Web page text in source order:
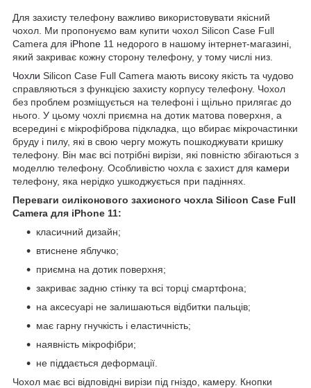
Для захисту телефону важливо використовувати якісний
чохол. Ми пропонуємо вам купити чохол Silicon Case Full
Camera для iPhone 11 недорого в нашому інтернет-магазині,
який закриває кожну сторону телефону, у тому числі низ.
Чохли Silicon Case Full Camera мають високу якість та чудово
справляються з функцією захисту корпусу телефону. Чохол
без проблем розміщується на телефоні і щільно прилягає до
нього. У цьому чохлі приємна на дотик матова поверхня, а
всередині є мікрофіброва підкладка, що вбирає мікрочастинки
бруду і пилу, які в свою чергу можуть пошкоджувати кришку
телефону. Він має всі потрібні вирізи, які повністю збігаються з
моделлю телефону. Особливістю чохла є захист для камери
телефону, яка нерідко ушкоджується при падіннях.
Переваги силіконового захисного чохла Silicon Case Full
Camera для iPhone 11:
класичний дизайн;
втиснене яблучко;
приємна на дотик поверхня;
закриває задню стінку та всі торці смартфона;
на аксесуарі не залишаються відбитки пальців;
має гарну гнучкість і еластичність;
наявність мікрофібри;
не піддається деформації.
Чохол має всі відповідні вирізи під гніздо, камеру. Кнопки